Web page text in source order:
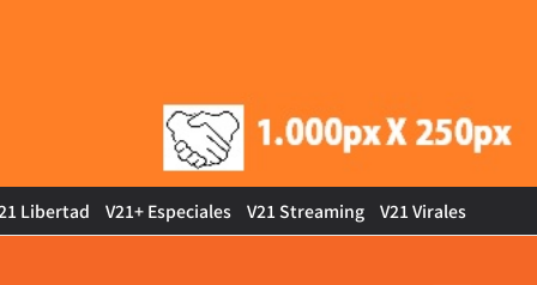
Libertad V21+ Especiales V21 Streaming V21 Virales